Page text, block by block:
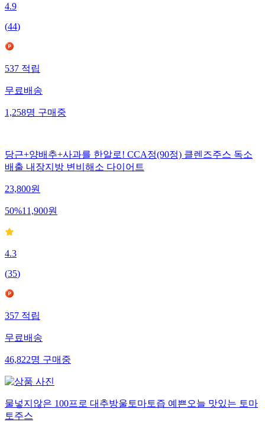
4.9
(44)
537 적립
무료배송
1,258명 구매중
당근+양배추+사과를 한알로! CCA정(90정) 클렌즈주스 독소
배출 내장지방 변비해소 다이어트
23,800원
50%11,900원
4.3
(35)
357 적립
무료배송
46,822명 구매중
물넣지않은 100프로 대추방울토마토즙 예쁜오늘 맛있는 토마
토주스